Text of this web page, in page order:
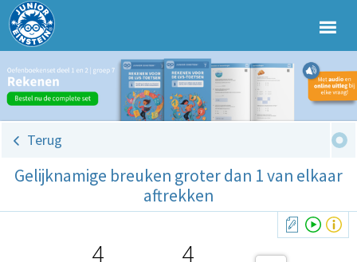
Terug
Gelijknamige breuken groter dan 1 van elkaar
aftrekken
4 4